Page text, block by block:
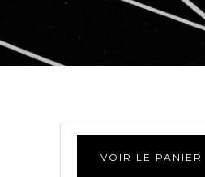
VOIR LE PANIER